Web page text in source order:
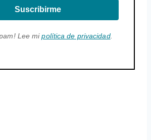
Suscribirme
Lee mipolítica de privacidad.